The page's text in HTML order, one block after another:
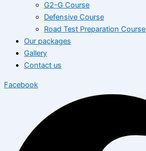
G2-G Course
Defensive Course
Road Test Preparation Course
Our packages
Gallery
Contact us
Facebook